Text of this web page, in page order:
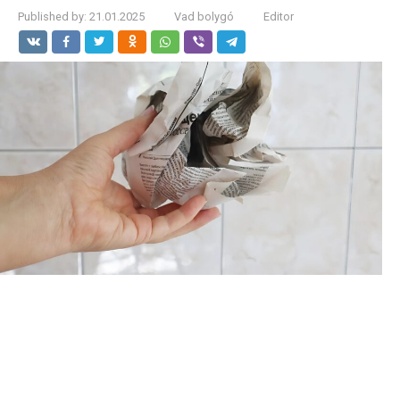
Published by: 21.01.2025 Vad bolygó Editor